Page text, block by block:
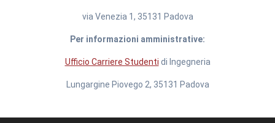
via Venezia 1, 35131 Padova
Per informazioni amministrative:
Ufficio Carriere Studenti di Ingegneria
Lungargine Piovego 2, 35131 Padova